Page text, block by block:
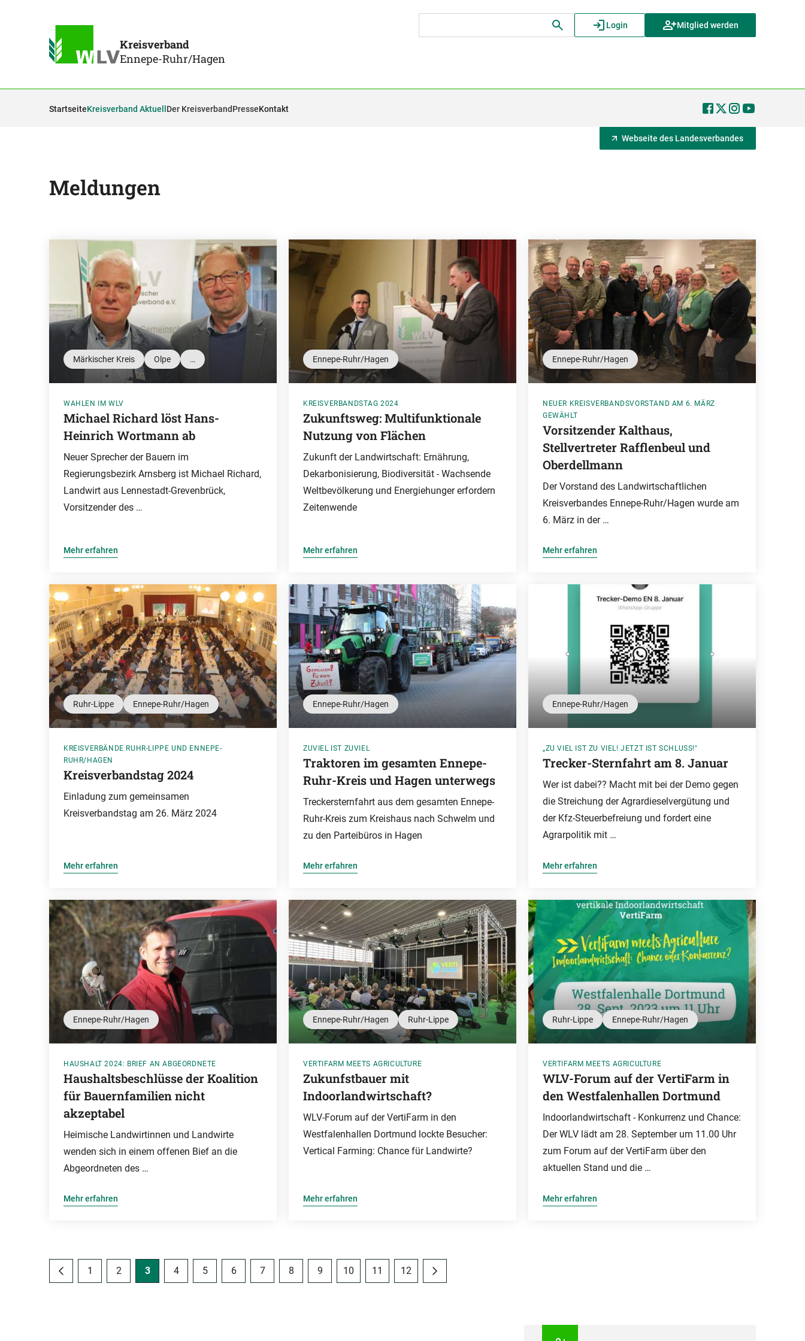
Kreisverband
Ennepe-Ruhr/Hagen
Login Mitglied werden
StartseiteKreisverband Aktuell Der KreisverbandPresseKontakt
Webseite des Landesverbandes
Meldungen
Märkischer Kreis Olpe …
WAHLEN IM WLV
Michael Richard löst Hans-
Heinrich Wortmann ab
Neuer Sprecher der Bauern im
Regierungsbezirk Arnsberg ist Michael Richard,
Landwirt aus Lennestadt-Grevenbrück,
Vorsitzender des …
Mehr erfahren
Ennepe-Ruhr/Hagen
KREISVERBANDSTAG 2024
Zukunftsweg: Multifunktionale
Nutzung von Flächen
Zukunft der Landwirtschaft: Ernährung,
Dekarbonisierung, Biodiversität - Wachsende
Weltbevölkerung und Energiehunger erfordern
Zeitenwende
Mehr erfahren
Ennepe-Ruhr/Hagen
NEUER KREISVERBANDSVORSTAND AM 6. MÄRZ
GEWÄHLT
Vorsitzender Kalthaus,
Stellvertreter Rafflenbeul und
Oberdellmann
Der Vorstand des Landwirtschaftlichen
Kreisverbandes Ennepe-Ruhr/Hagen wurde am
6. März in der …
Mehr erfahren
Ruhr-Lippe Ennepe-Ruhr/Hagen
KREISVERBÄNDE RUHR-LIPPE UND ENNEPE-
RUHR/HAGEN
Kreisverbandstag 2024
Einladung zum gemeinsamen
Kreisverbandstag am 26. März 2024
Mehr erfahren
Ennepe-Ruhr/Hagen
ZUVIEL IST ZUVIEL
Traktoren im gesamten Ennepe-
Ruhr-Kreis und Hagen unterwegs
Treckersternfahrt aus dem gesamten Ennepe-
Ruhr-Kreis zum Kreishaus nach Schwelm und
zu den Parteibüros in Hagen
Mehr erfahren
Ennepe-Ruhr/Hagen
„ZU VIEL IST ZU VIEL! JETZT IST SCHLUSS!"
Trecker-Sternfahrt am 8. Januar
Wer ist dabei?? Macht mit bei der Demo gegen
die Streichung der Agrardieselvergütung und
der Kfz-Steuerbefreiung und fordert eine
Agrarpolitik mit …
Mehr erfahren
Ennepe-Ruhr/Hagen
HAUSHALT 2024: BRIEF AN ABGEORDNETE
Haushaltsbeschlüsse der Koalition
für Bauernfamilien nicht
akzeptabel
Heimische Landwirtinnen und Landwirte
wenden sich in einem offenen Bief an die
Abgeordneten des …
Mehr erfahren
Ennepe-Ruhr/Hagen Ruhr-Lippe
VERTIFARM MEETS AGRICULTURE
Zukunfstbauer mit
Indoorlandwirtschaft?
WLV-Forum auf der VertiFarm in den
Westfalenhallen Dortmund lockte Besucher:
Vertical Farming: Chance für Landwirte?
Mehr erfahren
Ruhr-Lippe Ennepe-Ruhr/Hagen
VERTIFARM MEETS AGRICULTURE
WLV-Forum auf der VertiFarm in
den Westfalenhallen Dortmund
Indoorlandwirtschaft - Konkurrenz und Chance:
Der WLV lädt am 28. September um 11.00 Uhr
zum Forum auf der VertiFarm über den
aktuellen Stand und die …
Mehr erfahren
1 2 3 4 5 6 7 8 9 10 11 12